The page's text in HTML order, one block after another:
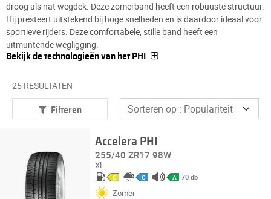
droog als nat wegdek. Deze zomerband heeft een robuuste structuur.
Hij presteert uitstekend bij hoge snelheden en is daardoor ideaal voor
sportieve rijders. Deze comfortabele, stille band heeft een
uitmuntende wegligging.
Bekijk de technologieën van het PHI
25 RESULTATEN
Filteren
Accelera PHI
255/40 ZR17 98W
XL
C C A 70 db
Zomer